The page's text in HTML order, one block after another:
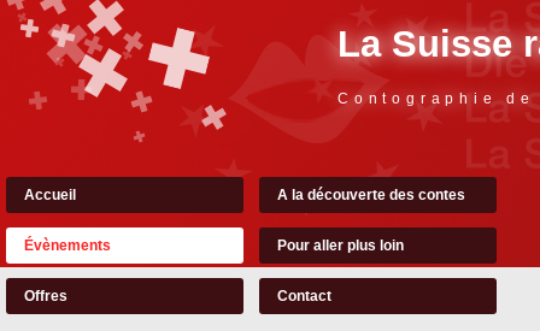
La Suisse
Contographie
Accueil A la découverte des contes
Évènements Pour aller plus loin
Offres Contact